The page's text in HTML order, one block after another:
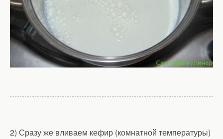
2) Сразу же вливаем кефир (комнатной температуры)